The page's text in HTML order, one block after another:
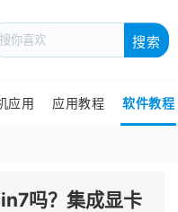
搜索
应用 应用教程 软件教程
吗？集成显卡